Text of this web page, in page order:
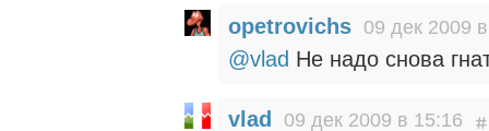
opetrovichs 09 дек 2009
@vlad Не надо снова
vlad 09 дек 2009 в 15:16